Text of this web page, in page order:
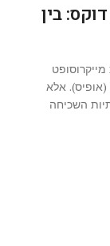
בין
אלא
השכיחה